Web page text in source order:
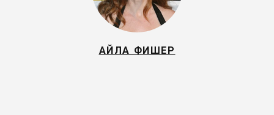
АЙЛА ФИШЕР